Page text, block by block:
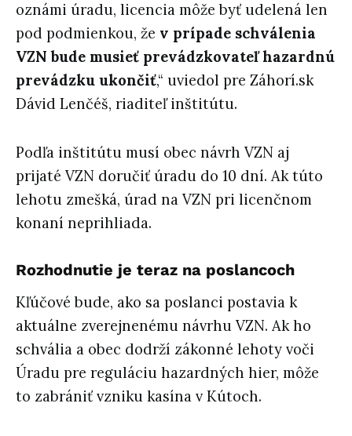
oznámi úradu, licencia môže byť udelená len
pod podmienkou, že v prípade schválenia
VZN bude musieť prevádzkovateľ hazardnú
prevádzku ukončiť,“ uviedol pre Záhorí.sk
Dávid Lenčéš, riaditeľ inštitútu.
Podľa inštitútu musí obec návrh VZN aj
prijaté VZN doručiť úradu do 10 dní. Ak túto
lehotu zmešká, úrad na VZN pri licenčnom
konaní neprihliada.
Rozhodnutie je teraz na poslancoch
Kľúčové bude, ako sa poslanci postavia k
aktuálne zverejnenému návrhu VZN. Ak ho
schvália a obec dodrží zákonné lehoty voči
Úradu pre reguláciu hazardných hier, môže
to zabrániť vzniku kasína v Kútoch.